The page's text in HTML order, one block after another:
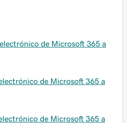
de Microsoft 365 a
de Microsoft 365 a
de Microsoft 365 a